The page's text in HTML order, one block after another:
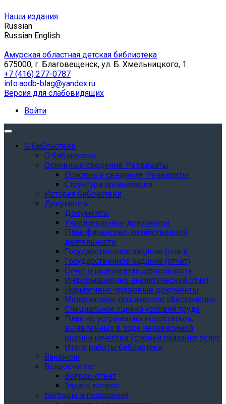
Наши издания
Russian
Russian English
Амурская областная детская библиотека
675000, г. Благовещенск, ул. Б. Хмельницкого, 1
+7 (416) 277-0787
info.aodb-blag@yandex.ru
Версия для слабовидящих
Войти
О библиотеке
О библиотеке
Основные сведения. Реквизиты
Основные сведения. Реквизиты
Структура организации
История библиотеки
Документы
Документы
Учредительные документы
План финансово-хозяйственной
деятельности
Государственное задание (план)
Государственное задание (отчет)
Отчет о результатах деятельности
Информационно-аналитический отчет
Нормативно-правовые документы
Материально-техническое обеспечение
Специальная оценка условий труда
План по устранению недостатков,
выявленных в ходе независимой
оценки качества условий оказания услуг
Итоги работы библиотеки
Вакансии
Вопрос-ответ
Вопрос-ответ
Задать вопрос
Награды и поощрения